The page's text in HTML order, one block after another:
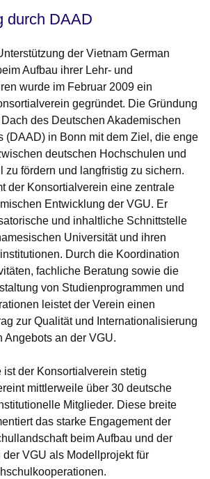
durch DAAD
der Vietnam German
Aufbau ihrer Lehr- und
wurde im Februar 2009 ein
gegründet. Die Gründung
des Deutschen Akademischen
(DAAD) in Bonn mit dem Ziel, die enge
deutschen Hochschulen und
zu fördern und langfristig zu sichern.
der Konsortialverein eine zentrale
Entwicklung der VGU. Er
und inhaltliche Schnittstelle
Universität und ihren
Durch die Koordination
fachliche Beratung sowie die
von Studienprogrammen und
leistet der Verein einen
zur Qualität und Internationalisierung
Angebots an der VGU.
ist der Konsortialverein stetig
mittlerweile über 30 deutsche
Mitglieder. Diese breite
das starke Engagement der
beim Aufbau und der
VGU als Modellprojekt für